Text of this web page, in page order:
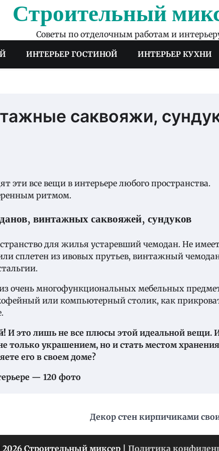
Строительный
Советы по отделочным работам и
ИНТЕРЬЕР ГОСТИНОЙ ИНТЕРЬЕР КУХНИ
саквояжи,
эти все вещи в интерьере любого пространства.
ритмом.
винтажных саквояжей, сундуков
для жилья устаревший чемодан. Не
сплетен из ивовых прутьев, винтажный
очень многофункциональных мебельных
или компьютерный столик, как
И это лишь не все плюсы этой идеальной вещи.
только украшением, но и стать местом
его в своем доме?
— 120 фото
Декор стен кирпичиками
Строительный миксер | Политика